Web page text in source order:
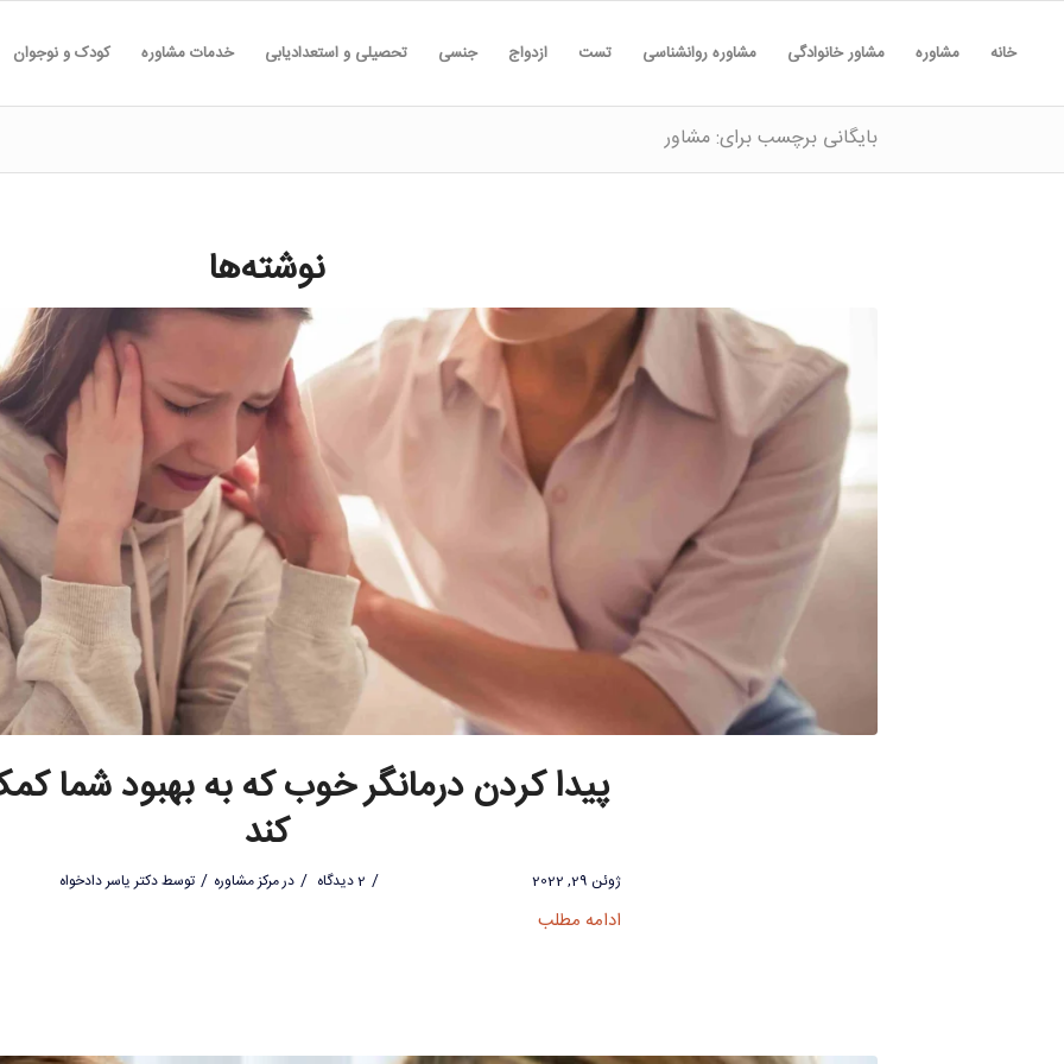
خانه مشاوره مشاور خانوادگی مشاوره روانشناسی تست ازدواج جنسی تحصیلی و استعدادیابی خدمات مشاوره کودک و نوجوان
بایگانی برچسب برای: مشاور
نوشته‌ها
پیدا کردن درمانگر خوب که به بهبود شما
کند
ژوئن 29, 2022 / 2 دیدگاه / درمرکز مشاوره / توسطدکتر یاسر دادخواه
ادامه مطلب